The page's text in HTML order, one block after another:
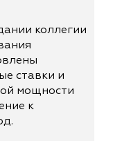
коллегии
ставки и
мощности
к